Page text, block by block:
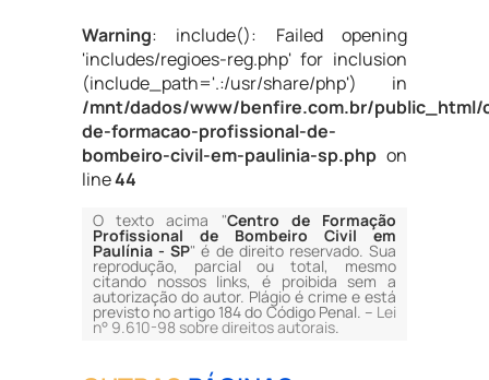
Warning: include(): Failed opening
'includes/regioes-reg.php' for inclusion
(include_path='.:/usr/share/php') in
/mnt/dados/www/benfire.com.br/public_html/
de-formacao-profissional-de-
bombeiro-civil-em-paulinia-sp.phpon
line44
O texto acima "Centro de Formação
Profissional de Bombeiro Civil em
Paulínia - SP" é de direito reservado. Sua
reprodução, parcial ou total, mesmo
citando nossos links, é proibida sem a
autorização do autor. Plágio é crime e está
previsto no artigo 184 do Código Penal. – Lei
n° 9.610-98 sobre direitos autorais.